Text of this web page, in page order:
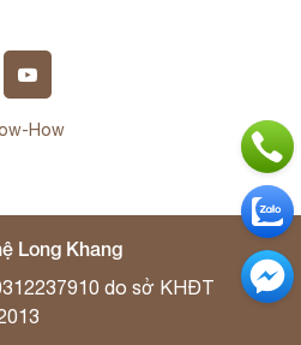
How
Long Khang
do sở KHĐT